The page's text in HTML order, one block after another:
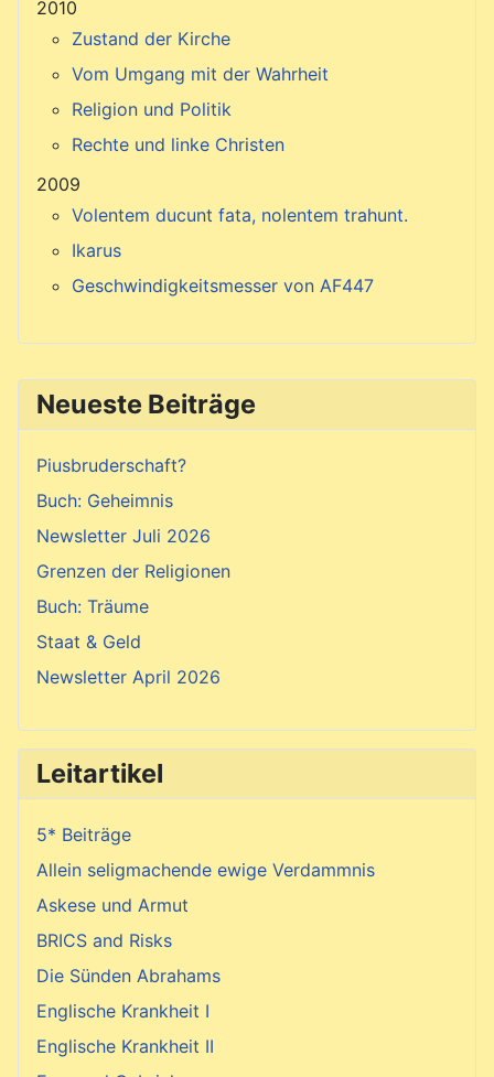
Neueste Beiträge
Piusbruderschaft?
Buch: Geheimnis
Newsletter Juli 2026
Grenzen der Religionen
Buch: Träume
Staat & Geld
Newsletter April 2026
Leitartikel
5* Beiträge
Allein seligmachende ewige Verdammnis
Askese und Armut
BRICS and Risks
Die Sünden Abrahams
Englische Krankheit I
Englische Krankheit II
2010
Zustand der Kirche
Vom Umgang mit der Wahrheit
Religion und Politik
Rechte und linke Christen
2009
Volentem ducunt fata, nolentem trahunt.
Ikarus
Geschwindigkeitsmesser von AF447